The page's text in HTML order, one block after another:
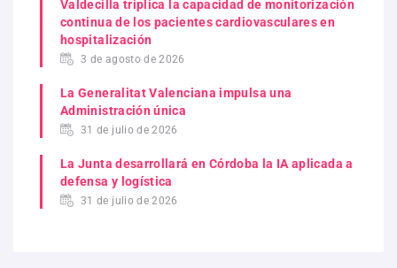
Valdecilla triplica la capacidad de monitorización
continua de los pacientes cardiovasculares en
hospitalización
3 de agosto de 2026
La Generalitat Valenciana impulsa una
Administración única
31 de julio de 2026
La Junta desarrollará en Córdoba la IA aplicada a
defensa y logística
31 de julio de 2026